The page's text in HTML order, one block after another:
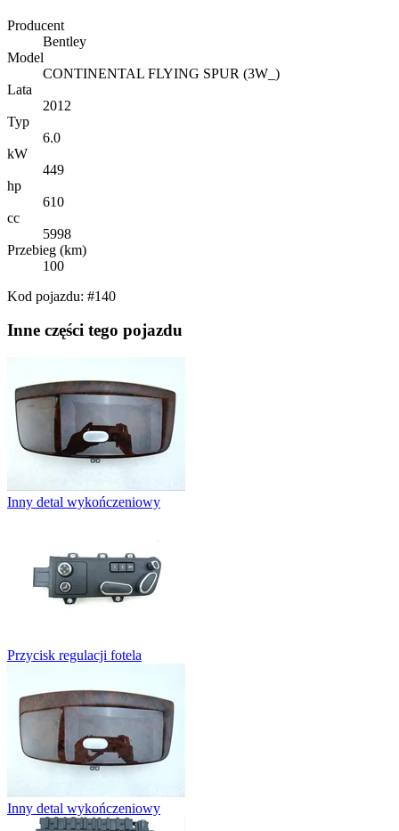
Producent
Bentley
Model
CONTINENTAL FLYING SPUR (3W_)
Lata
2012
Typ
6.0
kW
449
hp
610
cc
5998
Przebieg (km)
100
Kod pojazdu: #140
Inne części tego pojazdu
Inny detal wykończeniowy
Przycisk regulacji fotela
Inny detal wykończeniowy